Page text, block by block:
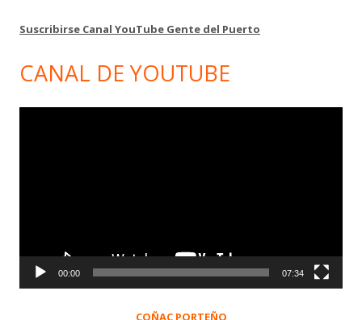
Suscribirse Canal YouTube Gente del Puerto
CANAL DE YOUTUBE
00:00 07:34
COÑAC PORTEÑO